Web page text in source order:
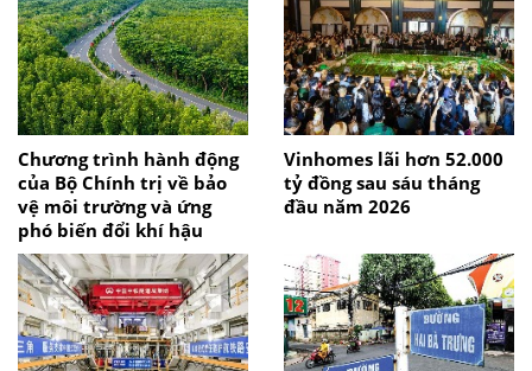
Chương trình hành động
của Bộ Chính trị về bảo
vệ môi trường và ứng
phó biến đổi khí hậu
Vinhomes lãi hơn 52.000
tỷ đồng sau sáu tháng
đầu năm 2026